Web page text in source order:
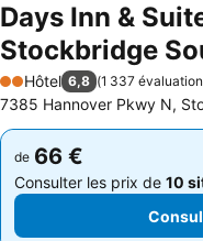
Days Inn &
Stockbridge
2 Étoiles
Hôtel 6,8 (1 337
7385 Hannover Pkwy N,
de 66 €
Consulter les prix de 10
de 66 €
Consulter les prix de 10